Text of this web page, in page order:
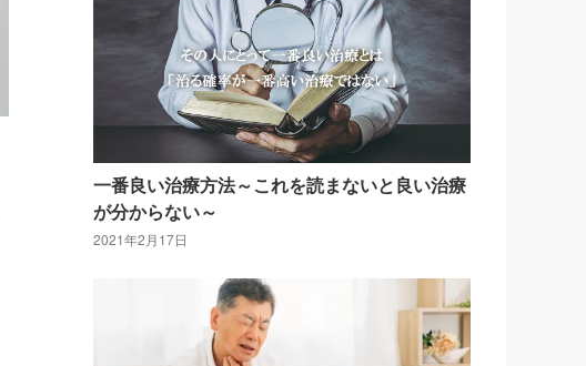
一番良い治療方法～これを読まないと良い治療
が分からない～
2021年2月17日